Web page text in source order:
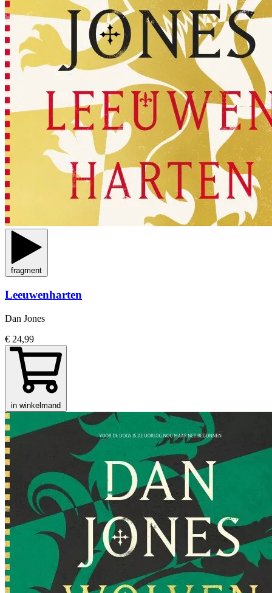
fragment
Leeuwenharten
Dan Jones
€ 24,99
in winkelmand